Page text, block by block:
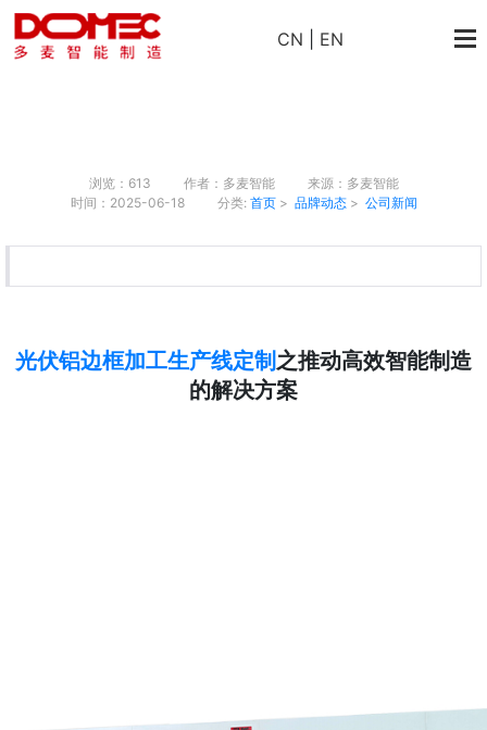
CN EN
浏览：613 作者：多麦智能
来源：多麦智能
时间：2025-06-18
分类: 首页> 品牌动态> 公司新闻
光伏铝边框加工生产线定制 之推动高效智能制造
的解决方案